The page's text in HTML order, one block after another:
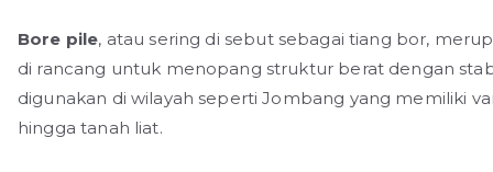
Bore pile, atau sering di sebut sebagai tiang bor,
di rancang untuk menopang struktur berat dengan
digunakan di wilayah seperti Jombang yang memiliki
hingga tanah liat.